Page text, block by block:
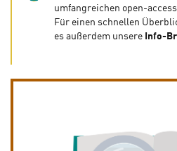
umfangreichen open-
Für einen schnellen
es außerdem unsere Info-